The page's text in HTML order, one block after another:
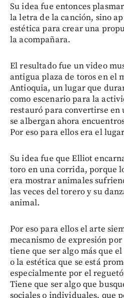
Su idea fue entonces
la letra de la canción, sino
estética para crear una
la acompañara.
El resultado fue un video
antigua plaza de toros en el
Antioquia, un lugar que
como escenario para la
restauró para convertirse
se albergan ahora
Por eso para ellos era el
Su idea fue que Elliot
toro en una corrida, porque
era mostrar animales
las veces del torero y su
animal.
Por eso para ellos el arte
mecanismo de expresión
tiene que ser algo más que
o la estética que se está
especialmente por el
Tiene que ser algo que
sociales o individuales, que